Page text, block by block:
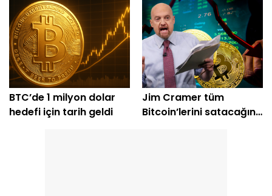
BTC’de 1 milyon dolar
hedefi için tarih geldi
Jim Cramer tüm
Bitcoin’lerini satacağını